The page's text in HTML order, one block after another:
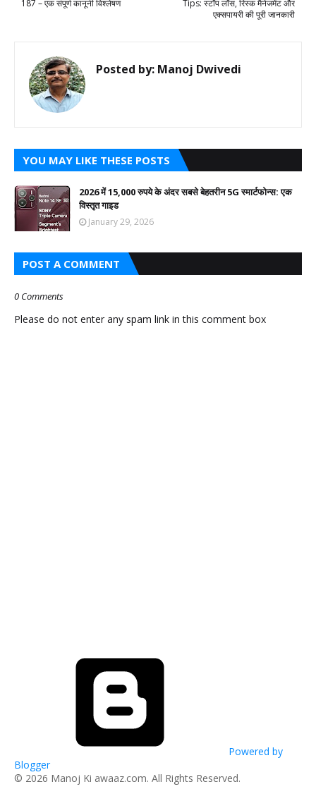
Tips: स्टॉप लॉस, रिस्क मैनेजमेंट और
एक्सपायरी की पूरी जानकारी
187 – एक संपूर्ण कानूनी विश्लेषण
Posted by: Manoj Dwivedi
YOU MAY LIKE THESE POSTS
2026 में 15,000 रुपये के अंदर सबसे बेहतरीन 5G स्मार्टफोन्स: एक
विस्तृत गाइड
January 29, 2026
POST A COMMENT
0 Comments
Please do not enter any spam link in this comment box
Powered by
Blogger
​© 2026 Manoj Ki awaaz.com. All Rights Reserved.